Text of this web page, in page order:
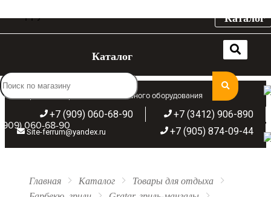
Широкий ассортимент отопительного оборудования
+7 (3412) 906-890
+7 (909) 060-68-90
+7 (905) 874-09-44
Site-ferrum@yandex.ru
Каталог
Каталог
(909) 060-68-90
Главная Каталог
Товары для отдыха